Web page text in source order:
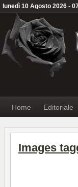
lunedì 10 Agosto 2026 -
Home Editoriale
Images